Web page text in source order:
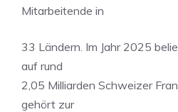
Mitarbeitende in
33 Ländern. Im Jahr 2025
auf rund
2,05 Milliarden Schweizer
gehört zur